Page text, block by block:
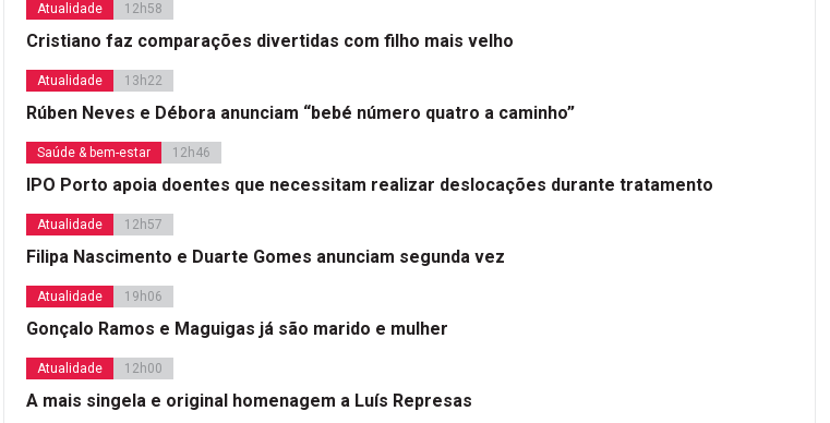
Atualidade 12h58
Cristiano faz comparações divertidas com filho mais velho
Atualidade 13h22
Rúben Neves e Débora anunciam “bebé número quatro a caminho”
Saúde & bem-estar 12h46
IPO Porto apoia doentes que necessitam realizar deslocações durante tratamento
Atualidade 12h57
Filipa Nascimento e Duarte Gomes anunciam segunda vez
Atualidade 19h06
Gonçalo Ramos e Maguigas já são marido e mulher
Atualidade 12h00
A mais singela e original homenagem a Luís Represas